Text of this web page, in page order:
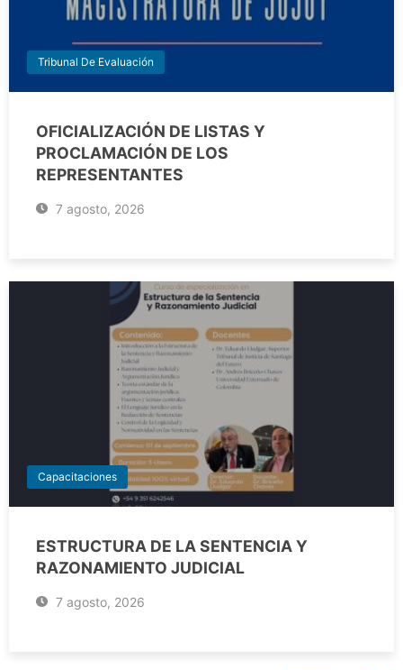
Tribunal De Evaluación
OFICIALIZACIÓN DE LISTAS Y
PROCLAMACIÓN DE LOS
REPRESENTANTES
7 agosto, 2026
Capacitaciones
ESTRUCTURA DE LA SENTENCIA Y
RAZONAMIENTO JUDICIAL
7 agosto, 2026